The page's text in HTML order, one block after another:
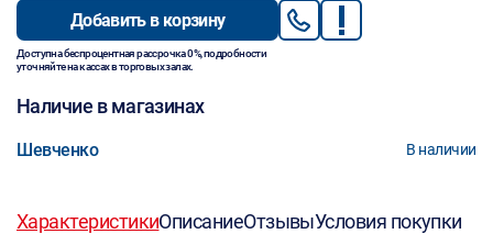
Добавить в корзину
Доступна беспроцентная рассрочка 0%, подробности
уточняйте на кассах в торговых залах.
Наличие в магазинах
Шевченко В наличии
ХарактеристикиОписаниеОтзывыУсловия покупки